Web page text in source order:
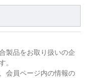
製品をお取り扱いの企
。
会員ページ内の情報の